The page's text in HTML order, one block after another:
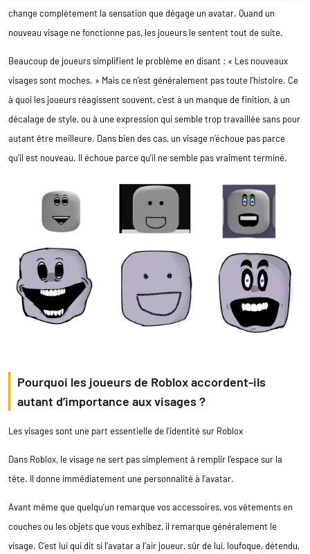
change complètement la sensation que dégage un avatar. Quand un
nouveau visage ne fonctionne pas, les joueurs le sentent tout de suite.
Beaucoup de joueurs simplifient le problème en disant : « Les nouveaux
visages sont moches. » Mais ce n’est généralement pas toute l’histoire. Ce
à quoi les joueurs réagissent souvent, c’est à un manque de finition, à un
décalage de style, ou à une expression qui semble trop travaillée sans pour
autant être meilleure. Dans bien des cas, un visage n’échoue pas parce
qu’il est nouveau. Il échoue parce qu’il ne semble pas vraiment terminé.
Pourquoi les joueurs de Roblox accordent-ils
autant d’importance aux visages ?
Les visages sont une part essentielle de l’identité sur Roblox
Dans Roblox, le visage ne sert pas simplement à remplir l’espace sur la
tête. Il donne immédiatement une personnalité à l’avatar.
Avant même que quelqu’un remarque vos accessoires, vos vêtements en
couches ou les objets que vous exhibez, il remarque généralement le
visage. C’est lui qui dit si l’avatar a l’air joueur, sûr de lui, loufoque, détendu,